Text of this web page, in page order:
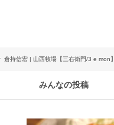
倉持信宏 | 山西牧場【三右衛門/3 e mon】
みんなの投稿